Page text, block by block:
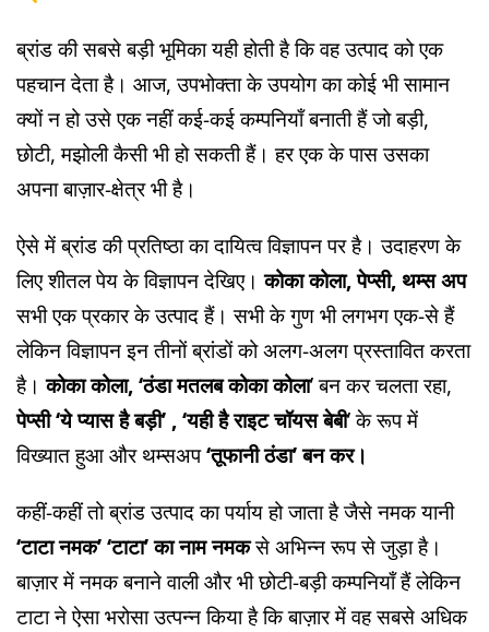
ब्रांड की सबसे बड़ी भूमिका यही होती है कि वह उत्पाद को एक
पहचान देता है। आज, उपभोक्ता के उपयोग का कोई भी सामान
क्यों न हो उसे एक नहीं कई-कई कम्पनियाँ बनाती हैं जो बड़ी,
छोटी, मझोली कैसी भी हो सकती हैं। हर एक के पास उसका
अपना बाज़ार-क्षेत्र भी है।
ऐसे में ब्रांड की प्रतिष्ठा का दायित्व विज्ञापन पर है। उदाहरण के
लिए शीतल पेय के विज्ञापन देखिए। कोका कोला, पेप्सी, थम्स अप
सभी एक प्रकार के उत्पाद हैं। सभी के गुण भी लगभग एक-से हैं
लेकिन विज्ञापन इन तीनों ब्रांडों को अलग-अलग प्रस्तावित करता
है। कोका कोला, ‘ठंडा मतलब कोका कोला’ बन कर चलता रहा,
पेप्सी ‘ये प्यास है बड़ी’ , ‘यही है राइट चॉयस बेबी’ के रूप में
विख्यात हुआ और थम्सअप‘तूफानी ठंडा’ बन कर।
कहीं-कहीं तो ब्रांड उत्पाद का पर्याय हो जाता है जैसे नमक यानी
‘टाटा नमक’ ‘टाटा’ का नाम नमकसे अभिन्न रूप से जुड़ा है।
बाज़ार में नमक बनाने वाली और भी छोटी-बड़ी कम्पनियाँ हैं लेकिन
टाटा ने ऐसा भरोसा उत्पन्न किया है कि बाज़ार में वह सबसे अधिक